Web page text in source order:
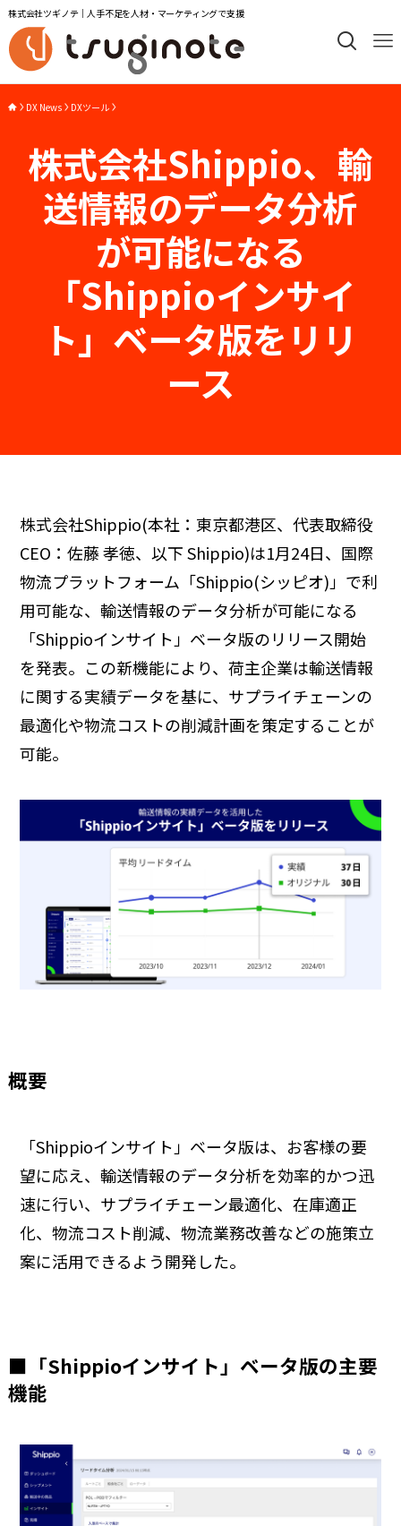
株式会社ツギノテ｜人手不足を人材・マーケティングで支援
DX News DXツール
株式会社Shippio、輸
送情報のデータ分析
が可能になる
「Shippioインサイ
ト」ベータ版をリリ
ース
株式会社Shippio(本社：東京都港区、代表取締役
CEO：佐藤 孝徳、以下 Shippio)は1月24日、国際
物流プラットフォーム「Shippio(シッピオ)」で利
用可能な、輸送情報のデータ分析が可能になる
「Shippioインサイト」ベータ版のリリース開始
を発表。この新機能により、荷主企業は輸送情報
に関する実績データを基に、サプライチェーンの
最適化や物流コストの削減計画を策定することが
可能。
概要
「Shippioインサイト」ベータ版は、お客様の要
望に応え、輸送情報のデータ分析を効率的かつ迅
速に行い、サプライチェーン最適化、在庫適正
化、物流コスト削減、物流業務改善などの施策立
案に活用できるよう開発した。
■「Shippioインサイト」ベータ版の主要
機能